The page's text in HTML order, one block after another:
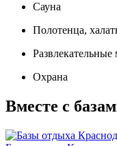
Сауна
Полотенца,
Развлекательные
Охрана
Вместе с